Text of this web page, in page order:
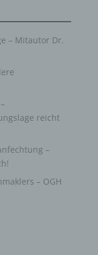
– Mitautor Dr.
reicht
–
– OGH
Person freiwillig
und
in
eindeutigen
Person
der sie
einverstanden
der